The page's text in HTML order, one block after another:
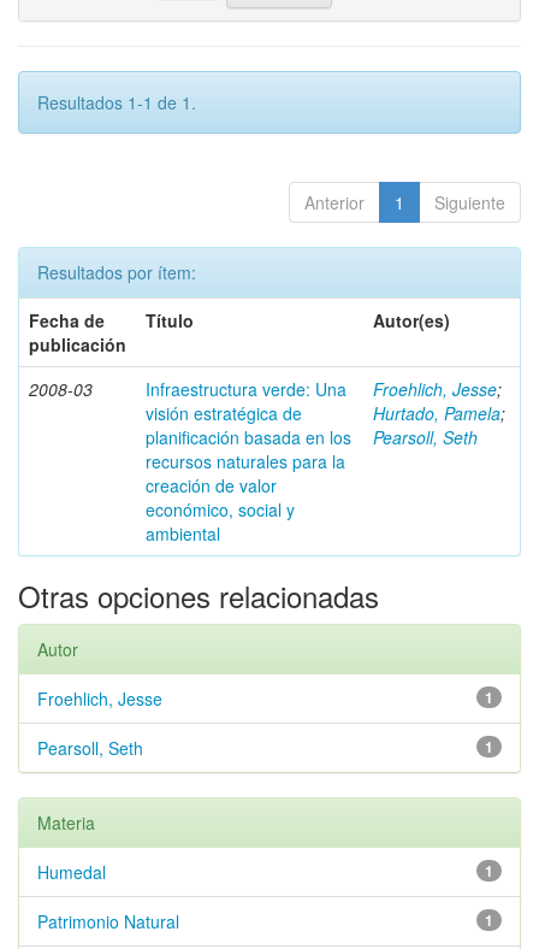
Resultados 1-1 de 1.
Anterior 1 Siguiente
Resultados por ítem:
Fecha de
publicación
Título Autor(es)
2008-03
Infraestructura verde: Una
visión estratégica de
planificación basada en los
recursos naturales para la
creación de valor
económico, social y
ambiental
Froehlich, Jesse;
Hurtado, Pamela;
Pearsoll, Seth
Otras opciones relacionadas
Autor
1
Froehlich, Jesse
1
Pearsoll, Seth
Materia
1
Humedal
1
Patrimonio Natural